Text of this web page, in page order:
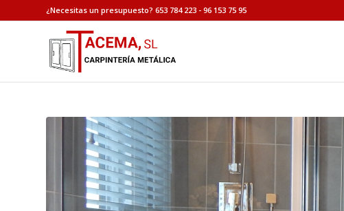
¿Necesitas un presupuesto? 653 784 223 - 96 153 75 95